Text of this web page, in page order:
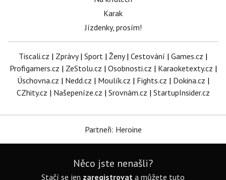
Karak
Jízdenky, prosím!
Tiscali.cz | Zprávy| Sport | Ženy| Cestování | Games.cz |
Profigamers.cz | ZeStolu.cz | Osobnosti.cz | Karaoketexty.cz |
Úschovna.cz | Nedd.cz | Moulík.cz | Fights.cz | Dokina.cz |
CZhity.cz | Našepeníze.cz | Srovnám.cz | StartupInsider.cz
Partneři: Heroine
Něco jste nenašli?
Stačí se jen zaregistrovat a můžete tuto